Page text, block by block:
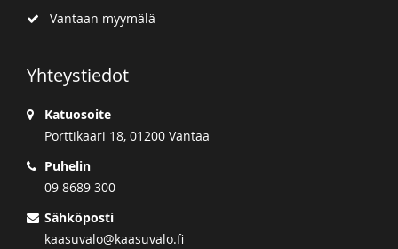
Vantaan myymälä
Yhteystiedot
Katuosoite
Porttikaari 18, 01200 Vantaa
Puhelin
09 8689 300
Sähköposti
kaasuvalo@kaasuvalo.fi